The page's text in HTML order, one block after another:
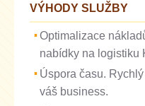
VÝHODY SLUŽBY
Optimalizace
nabídky na logistiku
Úspora času.
váš business.